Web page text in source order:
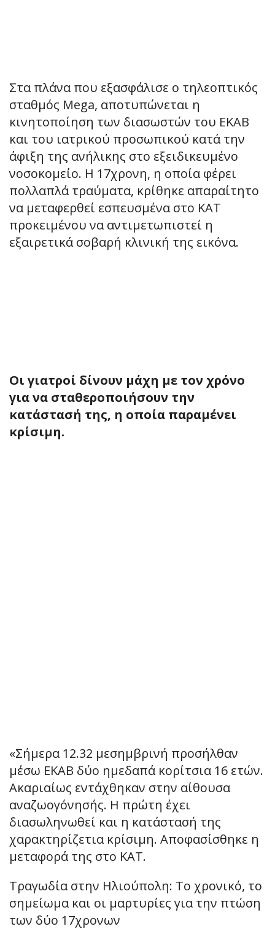
Στα πλάνα που εξασφάλισε ο τηλεοπτικός
σταθμός Mega, αποτυπώνεται η
κινητοποίηση των διασωστών του ΕΚΑΒ
και του ιατρικού προσωπικού κατά την
άφιξη της ανήλικης στο εξειδικευμένο
νοσοκομείο. Η 17χρονη, η οποία φέρει
πολλαπλά τραύματα, κρίθηκε απαραίτητο
να μεταφερθεί εσπευσμένα στο ΚΑΤ
προκειμένου να αντιμετωπιστεί η
εξαιρετικά σοβαρή κλινική της εικόνα.
Οι γιατροί δίνουν μάχη με τον χρόνο
για να σταθεροποιήσουν την
κατάστασή της, η οποία παραμένει
κρίσιμη.
«Σήμερα 12.32 μεσημβρινή προσήλθαν
μέσω ΕΚΑΒ δύο ημεδαπά κορίτσια 16 ετών.
Ακαριαίως εντάχθηκαν στην αίθουσα
αναζωογόνησής. Η πρώτη έχει
διασωληνωθεί και η κατάστασή της
χαρακτηρίζετια κρίσιμη. Αποφασίσθηκε η
μεταφορά της στο ΚΑΤ.
Τραγωδία στην Ηλιούπολη: Το χρονικό, το
σημείωμα και οι μαρτυρίες για την πτώση
των δύο 17χρονων